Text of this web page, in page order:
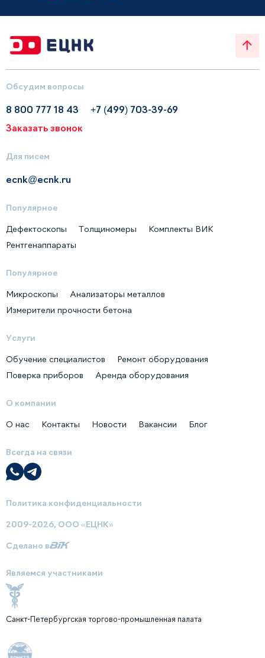
Обсудим вопросы
8 800 777 18 43
+7 (499) 703-39-69
Заказать звонок
Для писем
ecnk@ecnk.ru
Популярное
Дефектоскопы Толщиномеры
Комплекты ВИК
Рентгенаппараты
Популярное
Микроскопы
Анализаторы металлов
Измерители прочности бетона
Услуги
Обучение специалистов
Ремонт оборудования
Поверка приборов
Аренда оборудования
О компании
О нас Контакты Новости Вакансии Блог
Всегда на связи
Политика конфиденциальности
2009-2026, ООО «ЕЦНК»
Сделано в
Являемся участниками
Санкт-Петербургская торгово-промышленная палата